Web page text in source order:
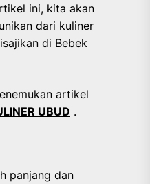
ini, kita akan
dari kuliner
di Bebek
artikel
UBUD .
panjang dan